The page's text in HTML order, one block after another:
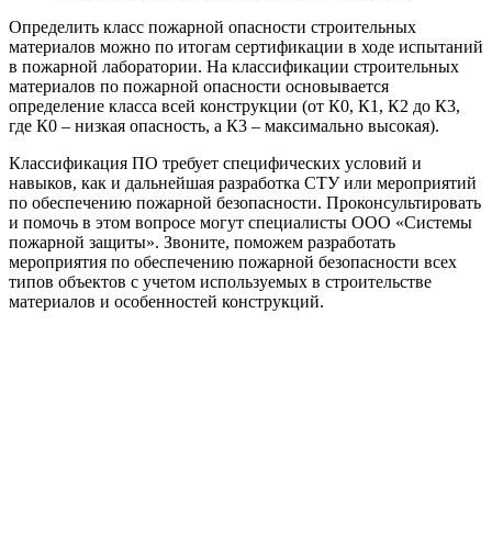
Определить класс пожарной опасности строительных
материалов можно по итогам сертификации в ходе испытаний
в пожарной лаборатории. На классификации строительных
материалов по пожарной опасности основывается
определение класса всей конструкции (от К0, К1, К2 до К3,
где К0 – низкая опасность, а К3 – максимально высокая).
Классификация ПО требует специфических условий и
навыков, как и дальнейшая разработка СТУ или мероприятий
по обеспечению пожарной безопасности. Проконсультировать
и помочь в этом вопросе могут специалисты ООО «Системы
пожарной защиты». Звоните, поможем разработать
мероприятия по обеспечению пожарной безопасности всех
типов объектов с учетом используемых в строительстве
материалов и особенностей конструкций.